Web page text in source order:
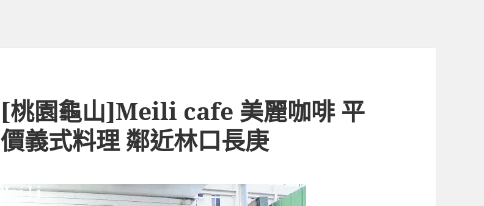
[桃園龜山]Meili cafe 美麗咖啡 平
價義式料理 鄰近林口長庚